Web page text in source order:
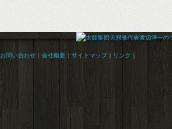
お問い合わせ ｜ 会社概要 ｜ サイトマップ｜ リンク ｜